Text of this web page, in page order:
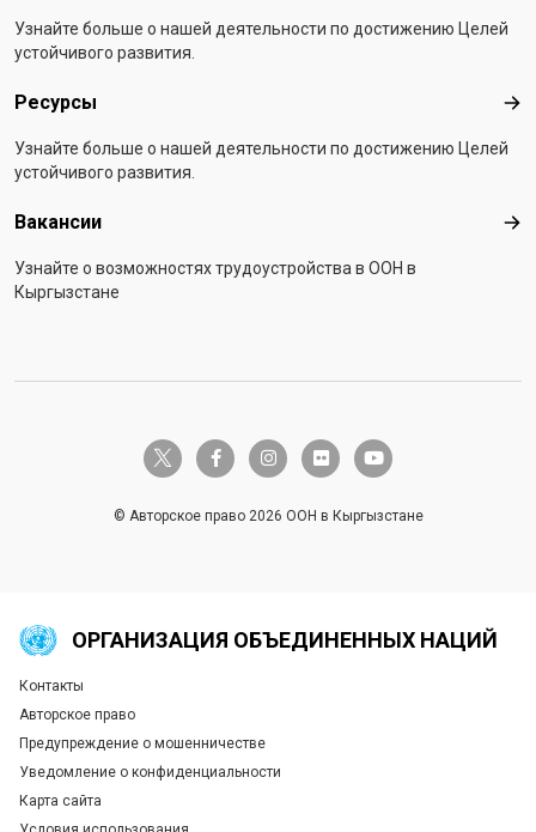
Узнайте больше о нашей деятельности по достижению Целей
устойчивого развития.
Ресурсы
Узнайте больше о нашей деятельности по достижению Целей
устойчивого развития.
Вакансии
Узнайте о возможностях трудоустройства в ООН в
Кыргызстане
twitter-x facebook-finstagramflickr youtube
© Авторское право 2026 ООН в Кыргызстане
ОРГАНИЗАЦИЯ ОБЪЕДИНЕННЫХ НАЦИЙ
Global U.N. menu
Контакты
Авторское право
Предупреждение о мошенничестве
Уведомление о конфиденциальности
Карта сайта